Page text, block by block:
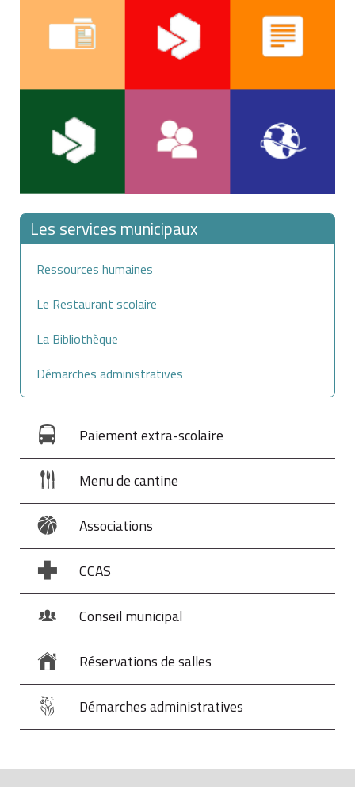
Les services municipaux
Ressources humaines
Le Restaurant scolaire
La Bibliothèque
Démarches administratives
Paiement extra-scolaire
Menu de cantine
Associations
CCAS
Conseil municipal
Réservations de salles
Démarches administratives